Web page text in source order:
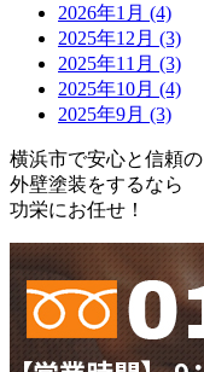
2026年1月 (4)
2025年12月 (3)
2025年11月 (3)
2025年10月 (4)
2025年9月 (3)
横浜市で安心と信頼の
外壁塗装をするなら
功栄にお任せ！